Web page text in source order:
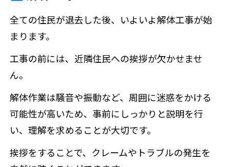
全ての住民が退去した後、いよいよ解体工事が始
まります。
工事の前には、近隣住民への挨拶が欠かせませ
ん。
解体作業は騒音や振動など、周囲に迷惑をかける
可能性が高いため、事前にしっかりと説明を行
い、理解を求めることが大切です。
挨拶をすることで、クレームやトラブルの発生を